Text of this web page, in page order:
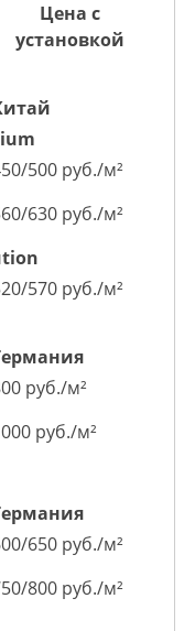
Цена с
установкой
500 руб./м²
630 руб./м²
570 руб./м²
руб./м²
руб./м²
650 руб./м²
800 руб./м²